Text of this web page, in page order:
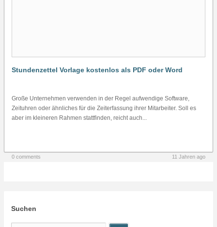
Stundenzettel Vorlage kostenlos als PDF oder Word
Große Unternehmen verwenden in der Regel aufwendige Software,
Zeituhren oder ähnliches für die Zeiterfassung ihrer Mitarbeiter. Soll es
aber im kleineren Rahmen stattfinden, reicht auch...
0 comments 11 Jahren ago
Suchen